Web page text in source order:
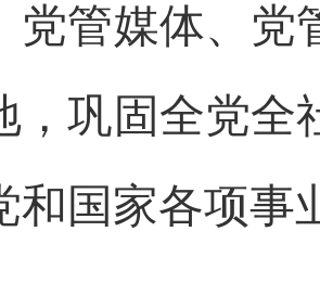
党管媒体、党
，巩固全党全
和国家各项事